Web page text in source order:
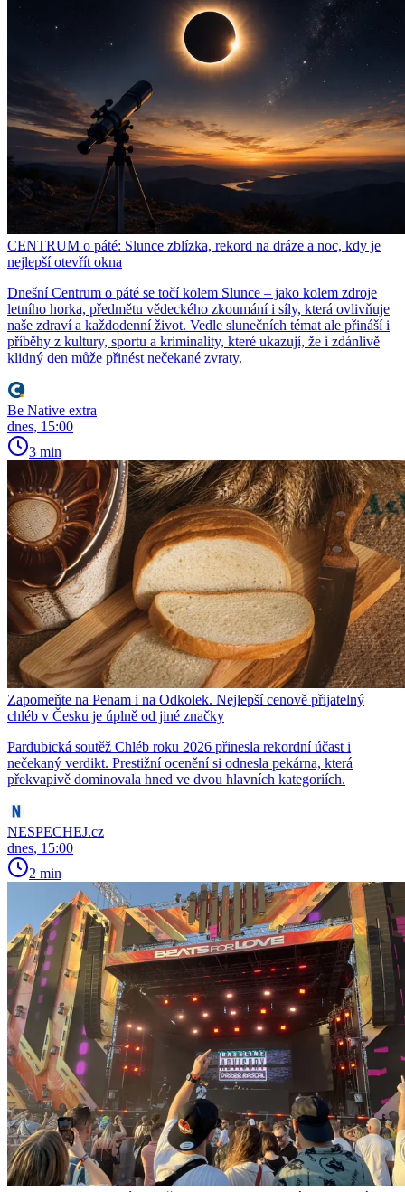
CENTRUM o páté: Slunce zblízka, rekord na dráze a noc, kdy je
nejlepší otevřít okna
Dnešní Centrum o páté se točí kolem Slunce – jako kolem zdroje
letního horka, předmětu vědeckého zkoumání i síly, která ovlivňuje
naše zdraví a každodenní život. Vedle slunečních témat ale přináší i
příběhy z kultury, sportu a kriminality, které ukazují, že i zdánlivě
klidný den může přinést nečekané zvraty.
Be Native extra
dnes, 15:00
3 min
Zapomeňte na Penam i na Odkolek. Nejlepší cenově přijatelný
chléb v Česku je úplně od jiné značky
Pardubická soutěž Chléb roku 2026 přinesla rekordní účast i
nečekaný verdikt. Prestižní ocenění si odnesla pekárna, která
překvapivě dominovala hned ve dvou hlavních kategoriích.
NESPECHEJ.cz
dnes, 15:00
2 min